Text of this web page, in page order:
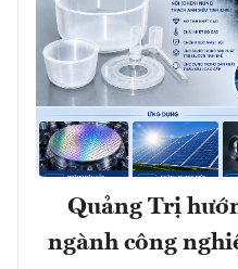
Quảng Trị
ngành công